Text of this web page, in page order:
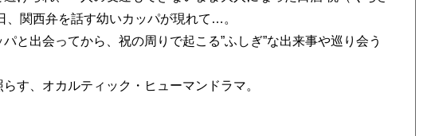
関西弁を話す幼いカッパが現れて…。
と出会ってから、祝の周りで起こる”ふしぎ”な出来事や巡り会う
す、オカルティック・ヒューマンドラマ。